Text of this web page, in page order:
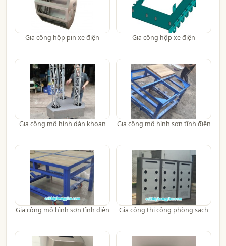
Gia công hộp pin xe điện Gia công hộp xe điện
Gia công mô hình dàn khoan Gia công mô hình sơn tĩnh điện
Gia công mô hình sơn tĩnh điện Gia công thi công phòng sạch